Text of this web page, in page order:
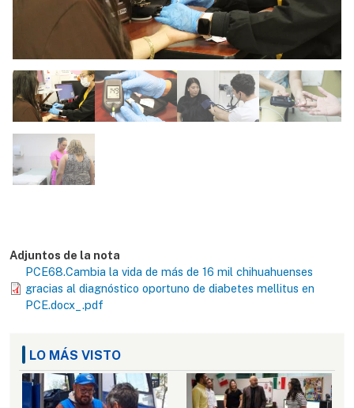
Adjuntos de la nota
PCE68.Cambia la vida de más de 16 mil chihuahuenses
gracias al diagnóstico oportuno de diabetes mellitus en
PCE.docx_.pdf
LO MÁS VISTO